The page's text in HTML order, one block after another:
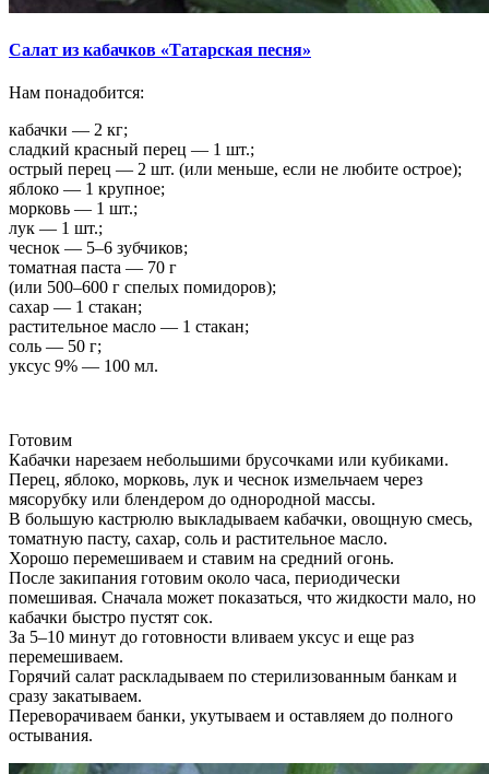
Салат из кабачков «Татарская песня»
Нам понадобится:
кабачки — 2 кг;
сладкий красный перец — 1 шт.;
острый перец — 2 шт. (или меньше, если не любите острое);
яблоко — 1 крупное;
морковь — 1 шт.;
лук — 1 шт.;
чеснок — 5–6 зубчиков;
томатная паста — 70 г
(или 500–600 г спелых помидоров);
сахар — 1 стакан;
растительное масло — 1 стакан;
соль — 50 г;
уксус 9% — 100 мл.
Готовим
Кабачки нарезаем небольшими брусочками или кубиками.
Перец, яблоко, морковь, лук и чеснок измельчаем через
мясорубку или блендером до однородной массы.
В большую кастрюлю выкладываем кабачки, овощную смесь,
томатную пасту, сахар, соль и растительное масло.
Хорошо перемешиваем и ставим на средний огонь.
После закипания готовим около часа, периодически
помешивая. Сначала может показаться, что жидкости мало, но
кабачки быстро пустят сок.
За 5–10 минут до готовности вливаем уксус и еще раз
перемешиваем.
Горячий салат раскладываем по стерилизованным банкам и
сразу закатываем.
Переворачиваем банки, укутываем и оставляем до полного
остывания.